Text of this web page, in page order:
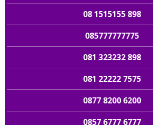
08 1515155 898
085777777775
081 323232 898
081 22222 7575
0877 8200 6200
0857 6777 6777